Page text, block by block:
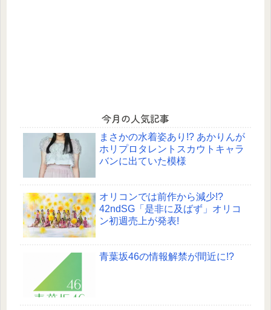
今月の人気記事
まさかの水着姿あり!? あかりんが
ホリプロタレントスカウトキャラ
バンに出ていた模様
オリコンでは前作から減少!?
42ndSG「是非に及ばず」オリコ
ン初週売上が発表!
青葉坂46の情報解禁が間近に!?